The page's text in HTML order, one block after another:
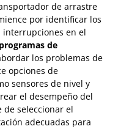
de arrastre
por identificar los
interrupciones en el
de
los problemas de
opciones de
sensores de nivel y
el desempeño del
de seleccionar el
adecuadas para